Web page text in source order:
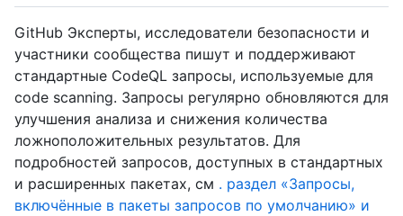
GitHub Эксперты, исследователи безопасности и
участники сообщества пишут и поддерживают
стандартные CodeQL запросы, используемые для
code scanning. Запросы регулярно обновляются для
улучшения анализа и снижения количества
ложноположительных результатов. Для
подробностей запросов, доступных в стандартных
и расширенных пакетах, см . раздел «Запросы,
включённые в пакеты запросов по умолчанию» и